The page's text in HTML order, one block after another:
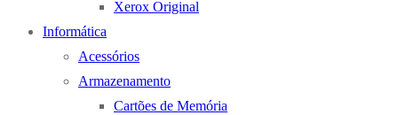
Xerox Original
Informática
Acessórios
Armazenamento
Cartões de Memória